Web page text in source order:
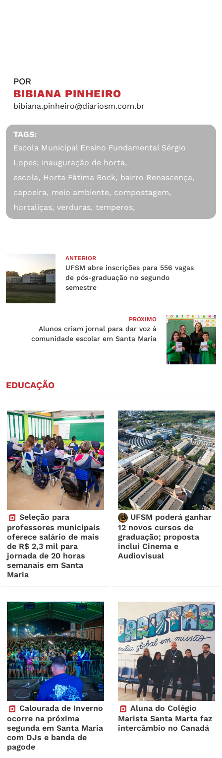
POR
BIBIANA PINHEIRO
bibiana.pinheiro@diariosm.com.br
TAGS:
Escola Municipal Ensino Fundamental Sérgio
Lopes; inauguração de horta,
escola, Horta Fátima Bock, bairro Renascença,
capoeira, meio ambiente, compostagem,
hortaliças, verduras, temperos,
ANTERIOR
UFSM abre inscrições para 556 vagas
de pós-graduação no segundo
semestre
PRÓXIMO
Alunos criam jornal para dar voz à
comunidade escolar em Santa Maria
EDUCAÇÃO
Seleção para
professores municipais
oferece salário de mais
de R$ 2,3 mil para
jornada de 20 horas
semanais em Santa
Maria
UFSM poderá ganhar
12 novos cursos de
graduação; proposta
inclui Cinema e
Audiovisual
Calourada de Inverno
ocorre na próxima
segunda em Santa Maria
com DJs e banda de
pagode
Aluna do Colégio
Marista Santa Marta faz
intercâmbio no Canadá